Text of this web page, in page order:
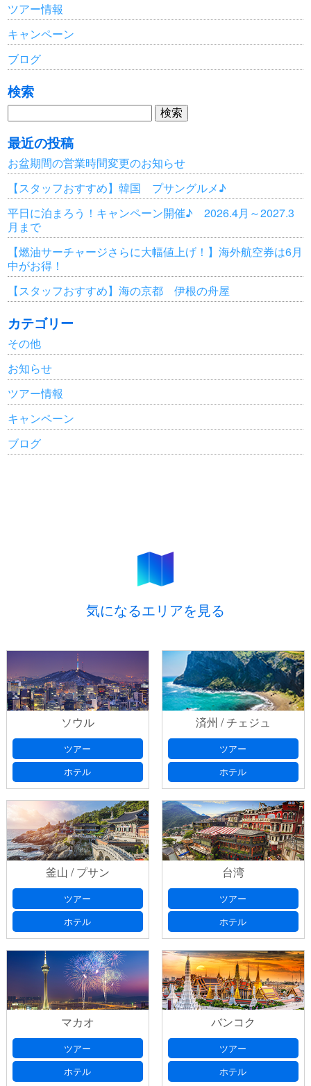
ツアー情報
キャンペーン
ブログ
検索
検
索:
最近の投稿
お盆期間の営業時間変更のお知らせ
【スタッフおすすめ】韓国 プサングルメ♪
平日に泊まろう！キャンペーン開催♪ 2026.4月～2027.3
月まで
【燃油サーチャージさらに大幅値上げ！】海外航空券は6月
中がお得！
【スタッフおすすめ】海の京都 伊根の舟屋
カテゴリー
その他
お知らせ
ツアー情報
キャンペーン
ブログ
気になるエリアを見る
ソウル
ツアー
ホテル
済州 / チェジュ
ツアー
ホテル
釜山 / プサン
ツアー
ホテル
台湾
ツアー
ホテル
マカオ
ツアー
ホテル
バンコク
ツアー
ホテル